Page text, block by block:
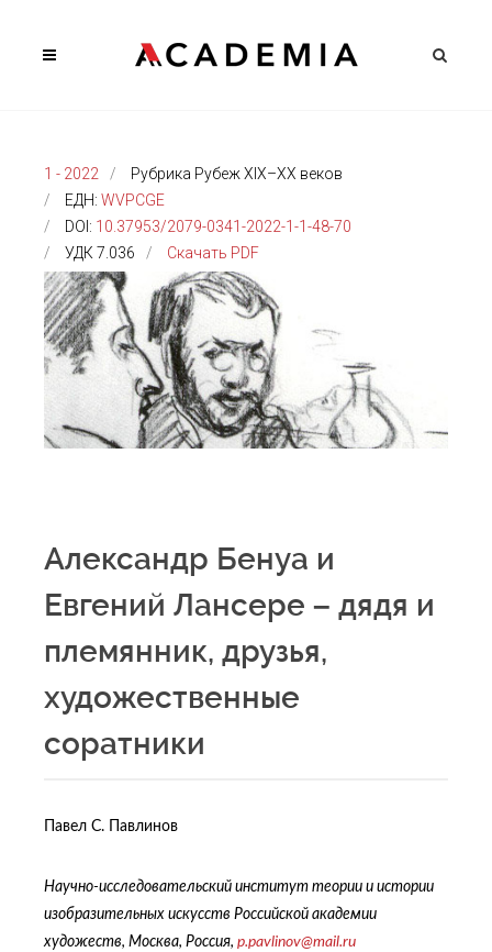
1 - 2022
Рубрика Рубеж XIX–XX веков
ЕДН: WVPCGE
DOI: 10.37953/2079-0341-2022-1-1-48-70
УДК 7.036
Скачать PDF
Александр Бенуа и
Евгений Лансере – дядя и
племянник, друзья,
художественные
соратники
Павел С. Павлинов
Научно-исследовательский институт теории и истории
изобразительных искусств Российской академии
художеств, Москва, Россия, p.pavlinov@mail.ru